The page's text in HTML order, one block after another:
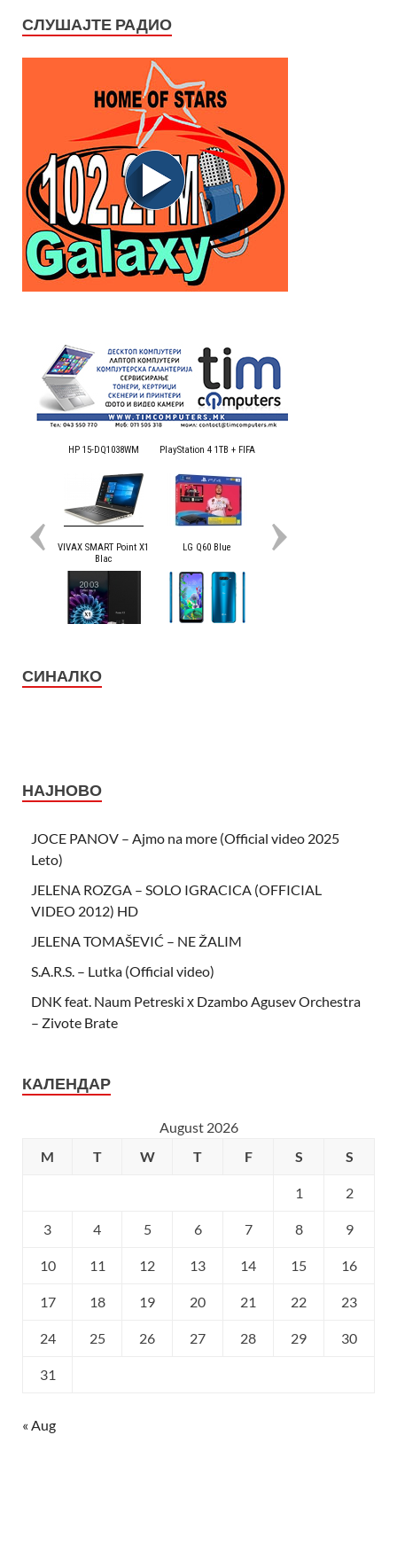
СЛУШАЈТЕ РАДИО
СИНАЛКО
НАЈНОВО
JOCE PANOV – Ajmo na more (Official video 2025
Leto)
JELENA ROZGA – SOLO IGRACICA (OFFICIAL
VIDEO 2012) HD
JELENA TOMAŠEVIĆ – NE ŽALIM
S.A.R.S. – Lutka (Official video)
DNK feat. Naum Petreski х Dzambo Agusev Orchestra
– Zivote Brate
КАЛЕНДАР
August 2026
M
T W T F S S
1 2
3 4 5 6 7 8 9
10 11 12 13 14 15 16
17 18 19 20 21 22 23
24 25 26 27 28 29 30
31
« Aug